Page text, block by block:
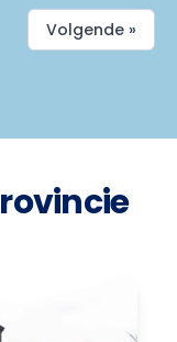
Volgende »